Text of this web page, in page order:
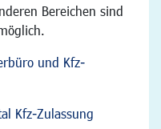
Bereichen sind
und Kfz-
Kfz-Zulassung